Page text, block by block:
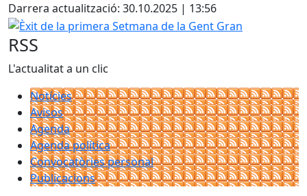
Darrera actualització: 30.10.2025 | 13:56
Èxit de la primera Setmana de la Gent Gran
RSS
L'actualitat a un clic
Notícies
Avisos
Agenda
Agenda política
Convocatòries personal
Publicacions